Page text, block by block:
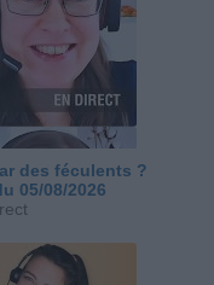
des féculents ?
05/08/2026